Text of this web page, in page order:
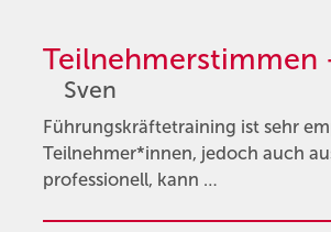
Teilnehmerstimmen
Sven
Führungskräftetraining ist sehr
Teilnehmer*innen, jedoch auch
professionell, kann …